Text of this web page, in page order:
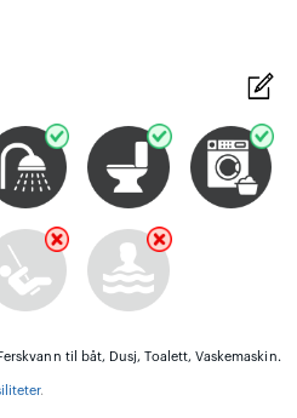
til båt, Dusj, Toalett, Vaskemaskin.
.